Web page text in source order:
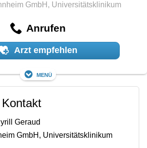
GmbH, Universitätsklinikum
Anrufen
Arzt empfehlen
Menü
Geraud
GmbH, Universitätsklinikum